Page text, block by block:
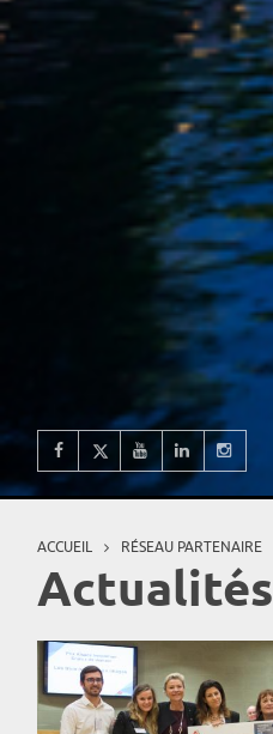
Vous êtes ici
ACCUEIL RÉSEAU PARTENAIRE
Actualités